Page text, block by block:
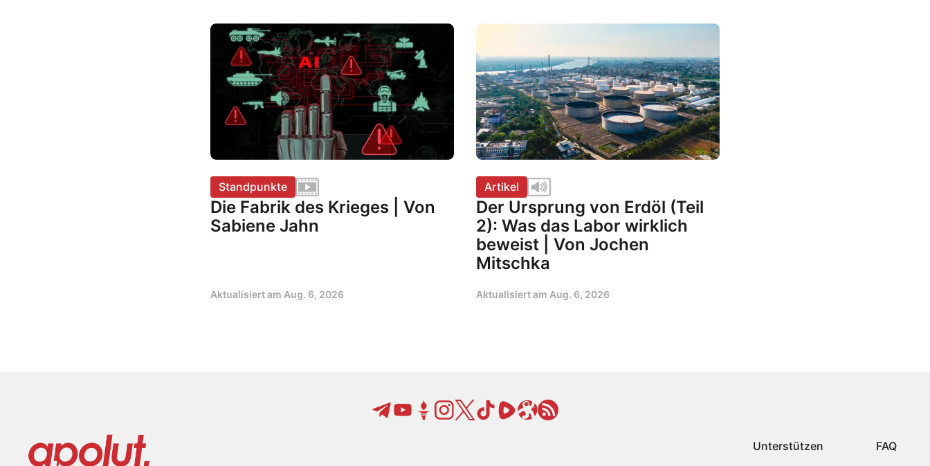
Standpunkte
Die Fabrik des Krieges | Von
Sabiene Jahn
Aktualisiert am Aug. 6, 2026
Artikel
Der Ursprung von Erdöl (Teil
2): Was das Labor wirklich
beweist | Von Jochen
Mitschka
Aktualisiert am Aug. 6, 2026
Unterstützen
FAQ